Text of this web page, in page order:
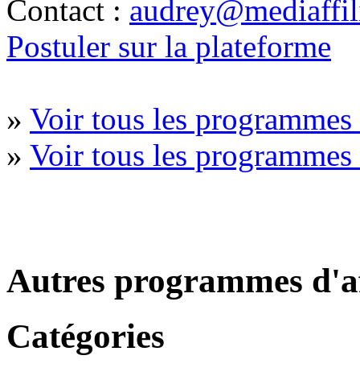
Contact :
Postuler sur la plateforme
» Voir tous les
» Voir tous les
Autres programmes
Catégories